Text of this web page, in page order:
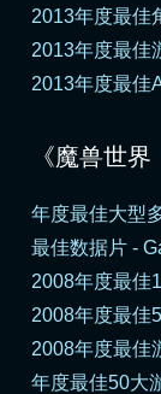
2013年度最佳
2013年度最佳
2013年度最佳
《魔兽世
年度最佳大型
最佳数据片 -
2008年度最佳
2008年度最佳
2008年度最佳
年度最佳50大